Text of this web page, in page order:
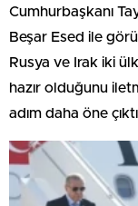
Cumhurbaşkanı
Beşar Esed ile
Rusya ve Irak iki
hazır olduğunu
adım daha öne